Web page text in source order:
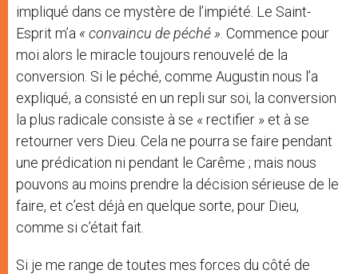
impliqué dans ce mystère de l’impiété. Le Saint-
Esprit m’a « convaincu de péché » . Commence pour
moi alors le miracle toujours renouvelé de la
conversion. Si le péché, comme Augustin nous l’a
expliqué, a consisté en un repli sur soi, la conversion
la plus radicale consiste à se « rectifier » et à se
retourner vers Dieu. Cela ne pourra se faire pendant
une prédication ni pendant le Carême ; mais nous
pouvons au moins prendre la décision sérieuse de le
faire, et c’est déjà en quelque sorte, pour Dieu,
comme si c’était fait.
Si je me range de toutes mes forces du côté de